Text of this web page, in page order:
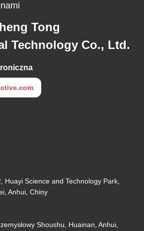
Tong
Technology Co., Ltd.
Huayi Science and Technology Park,
Anhui, Chiny
Shoushu, Huainan, Anhui,